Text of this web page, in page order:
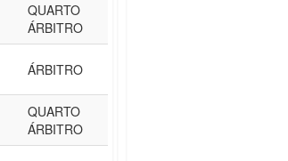
QUARTO
ÁRBITRO
ÁRBITRO
QUARTO
ÁRBITRO